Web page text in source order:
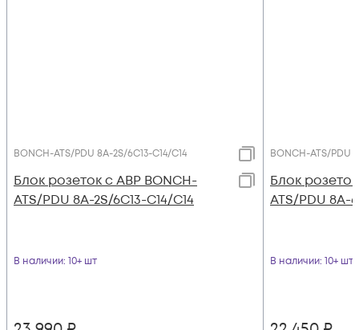
BONCH-ATS/PDU 8A-2S/6C13-C14/C14
Блок розеток с АВР BONCH-
ATS/PDU 8A-2S/6C13-C14/C14
В наличии: 10+ шт
BONCH-ATS/PDU
Блок
ATS/PDU 8A-
В наличии: 10+ шт